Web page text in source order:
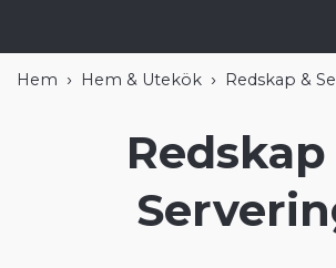
Hem Hem & Utekök Redskap &
Redskap